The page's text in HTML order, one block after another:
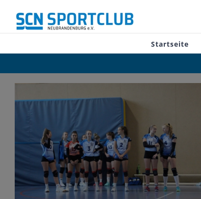
Inhalt
Startseite